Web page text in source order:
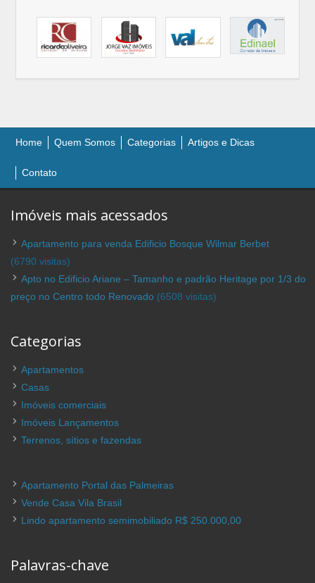
Home Quem Somos Categorias Artigos e Dicas
Contato
Imóveis mais acessados
Apartamento para venda Edificio Bosque Wilmar Berbet
(6790 visitas)
Apto no Edificio Ariane – Tamanho e padrão Heritage por 1/3 do
preço no Centro todo Renovado (6508 visitas)
Categorias
Apartamentos
Casas
Imóveis comerciais
Imóveis Lançamentos
Terrenos, sítios e fazendas
Apartamento Portal das Palmeiras
Vende Casa Vila Brasil
Lindo apartamento semimobiliado R$ 250.000,00
Palavras-chave